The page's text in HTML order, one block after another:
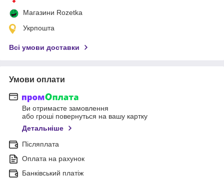
Магазини Rozetka
Укрпошта
Всі умови доставки
Умови оплати
Ви отримаєте замовлення
або гроші повернуться на вашу картку
Детальніше
Післяплата
Оплата на рахунок
Банківський платіж